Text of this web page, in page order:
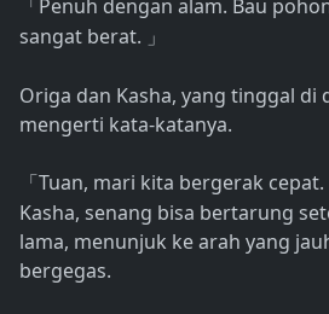
「 Penuh dengan alam. Bau
sangat berat.
」
Origa dan Kasha, yang tinggal di
mengerti kata-katanya.
「 Tuan, mari kita bergerak
Kasha, senang bisa bertarung
lama, menunjuk ke arah yang
bergegas.